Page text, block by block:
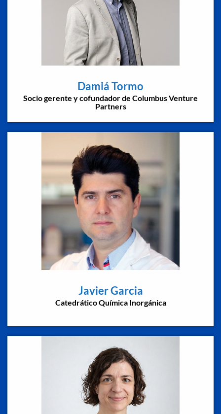
Damiá Tormo
Socio gerente y cofundador de Columbus Venture
Partners
Javier Garcia
Catedrático Química Inorgánica